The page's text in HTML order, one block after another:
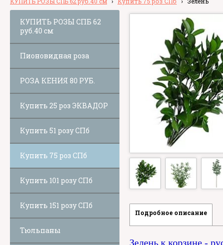
КУПИТЬ РОЗЫ СПБ 62
руб.40 см
Пионовидная роза
РОЗА КЕНИЯ 80 РУБ.
Купить 25 роз ЭКВАДОР
Купить 51 розу СПб
Купить 75 роз СПб
Купить 101 розу СПб
Купить 151 розу СПб
Тюльпаны
Подробное описание
Зелень к корзине -